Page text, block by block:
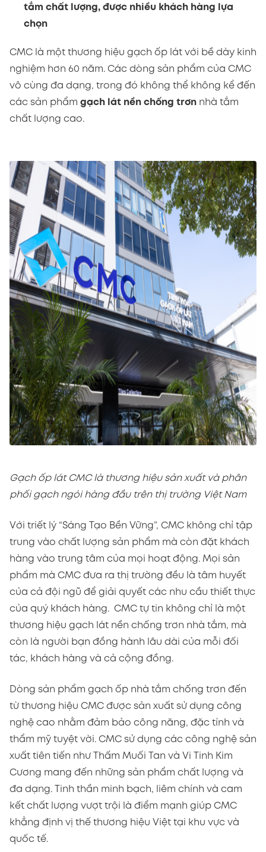
tắm chất lượng, được nhiều khách hàng lựa
chọn
CMC là một thương hiệu gạch ốp lát với bề dày kinh
nghiệm hơn 60 năm. Các dòng sản phẩm của CMC
vô cùng đa dạng, trong đó không thể không kể đến
các sản phẩm gạch lát nền chống trơn nhà tắm
chất lượng cao.
Gạch ốp lát CMC là thương hiệu sản xuất và phân
phối gạch ngói hàng đầu trên thị trường Việt Nam
Với triết lý “Sáng Tạo Bền Vững”, CMC không chỉ tập
trung vào chất lượng sản phẩm mà còn đặt khách
hàng vào trung tâm của mọi hoạt động. Mọi sản
phẩm mà CMC đưa ra thị trường đều là tâm huyết
của cả đội ngũ để giải quyết các nhu cầu thiết thực
của quý khách hàng. CMC tự tin không chỉ là một
thương hiệu gạch lát nền chống trơn nhà tắm, mà
còn là người bạn đồng hành lâu dài của mỗi đối
tác, khách hàng và cả cộng đồng.
Dòng sản phẩm gạch ốp nhà tắm chống trơn đến
từ thương hiệu CMC được sản xuất sử dụng công
nghệ cao nhằm đảm bảo công năng, đặc tính và
thẩm mỹ tuyệt vời. CMC sử dụng các công nghệ sản
xuất tiên tiến như Thấm Muối Tan và Vi Tinh Kim
Cương mang đến những sản phẩm chất lượng và
đa dạng. Tinh thần minh bạch, liêm chính và cam
kết chất lượng vượt trội là điểm mạnh giúp CMC
khẳng định vị thế thương hiệu Việt tại khu vực và
quốc tế.